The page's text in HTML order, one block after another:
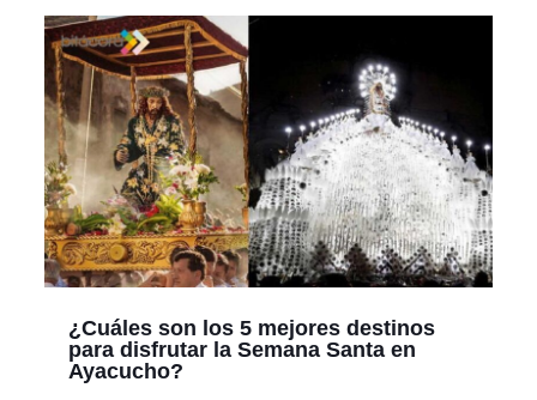
¿Cuáles son los 5 mejores destinos
para disfrutar la Semana Santa en
Ayacucho?